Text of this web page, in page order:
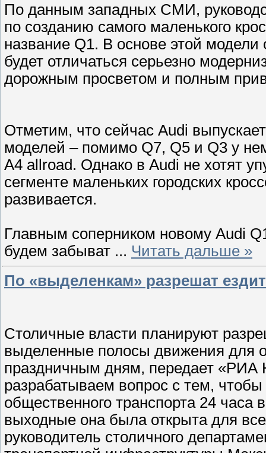
По данным западных СМИ,
по созданию самого маленького
название Q1. В основе этой
будет отличаться серьезно
дорожным просветом и полным
Отметим, что сейчас Audi
моделей – помимо Q7, Q5 и Q3 у
A4 allroad. Однако в Audi не хотят
сегменте маленьких городских
развивается.
Главным соперником новому Audi
будем забыват ... Читать дальше »
По «выделенкам» разрешат
Столичные власти планируют
выделенные полосы движения для
праздничным дням, передает
разрабатываем вопрос с тем,
общественного транспорта 24
выходные она была открыта для
руководитель столичного